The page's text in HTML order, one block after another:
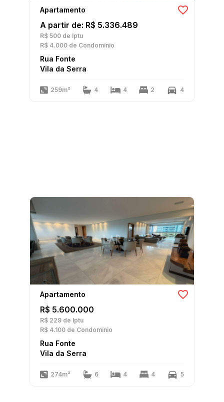
Apartamento
A partir de: R$ 5.336.489
R$ 500 de Iptu
R$ 4.000 de Condomínio
Rua Fonte
Vila da Serra
259m² 4 4 2 4
Apartamento
R$ 5.600.000
R$ 229 de Iptu
R$ 4.100 de Condomínio
Rua Fonte
Vila da Serra
274m² 6 4 4 5